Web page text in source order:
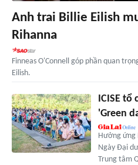
Anh trai Billie Eilish
Rihanna
Finneas O'Connell góp phần quan
Eilish.
ICISE
'Green
Hưởng ứng
Ngày Đại
Trung tâm